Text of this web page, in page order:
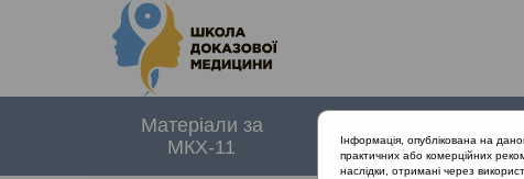
Матеріали за
МКХ-11
документи
Інформація, опублікована на
практичних або комерційних
наслідки, отримані через